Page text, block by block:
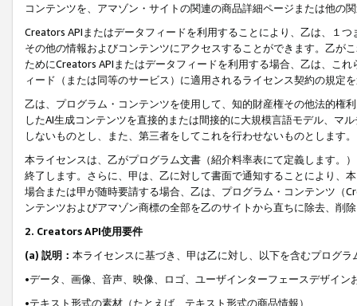
コンテンツを、アマゾン・サイトの関連の商品詳細ページまたは他の
Creators APIまたはデータフィードを利用することにより、乙は、１
その他の情報およびコンテンツにアクセスすることができます。乙が
ためにCreators APIまたはデータフィードを利用する場合、乙は、こ
ィード（または同等のサービス）に適用されるライセンス契約の規定
乙は、プログラム・コンテンツを使用して、知的財産権その他法的権
したAI生成コンテンツを直接的または間接的に大規模言語モデル、マ
しないものとし、また、第三者をしてこれを行わせないものとします。
本ライセンスは、乙がプログラム文書（紹介料率表にて定義します。
終了します。さらに、甲は、乙に対して書面で通知することにより、
場合または甲が随時要請する場合、乙は、プログラム・コンテンツ（
ンテンツおよびアマゾン商標の全部を乙のサイトから直ちに除去、削
2. Creators API使用要件
(a) 説明： 本ライセンスに基づき、甲は乙に対し、以下を含むプログ
•データ、画像、音声、映像、ロゴ、ユーザインターフェースデザイ
•テキスト形式の素材（たとえば、テキスト形式の商品情報）